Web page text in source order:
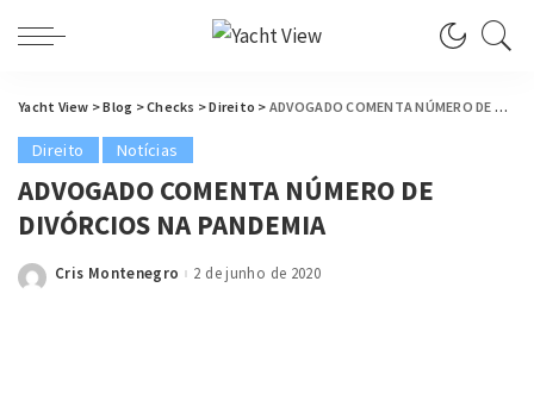
Yacht View >Blog >Checks >Direito > ADVOGADO COMENTA NÚMERO DE DIVÓRCIOS NA PANDEMIA
Direito Notícias
ADVOGADO COMENTA NÚMERO DE
DIVÓRCIOS NA PANDEMIA
Posted
Cris Montenegro 2 de junho de 2020